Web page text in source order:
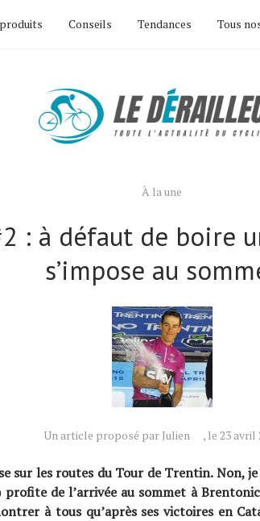
Conseils Tendances Tous
À la une
: à défaut de boire
s’impose au
Un article proposé par Julien , le 23 avril
sur les routes du Tour de Trentin. Non,
profite de l’arrivée au sommet à
à tous qu’après ses victoires en